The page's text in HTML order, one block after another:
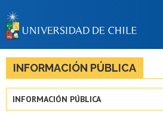
BIBLIOTECAS
LA UNIVERSIDAD
Estudiantes
INFORMACIÓN PÚBLICA
INFORMACIÓN PÚBLICA